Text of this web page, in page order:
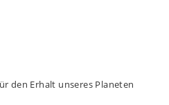
den Erhalt unseres Planeten